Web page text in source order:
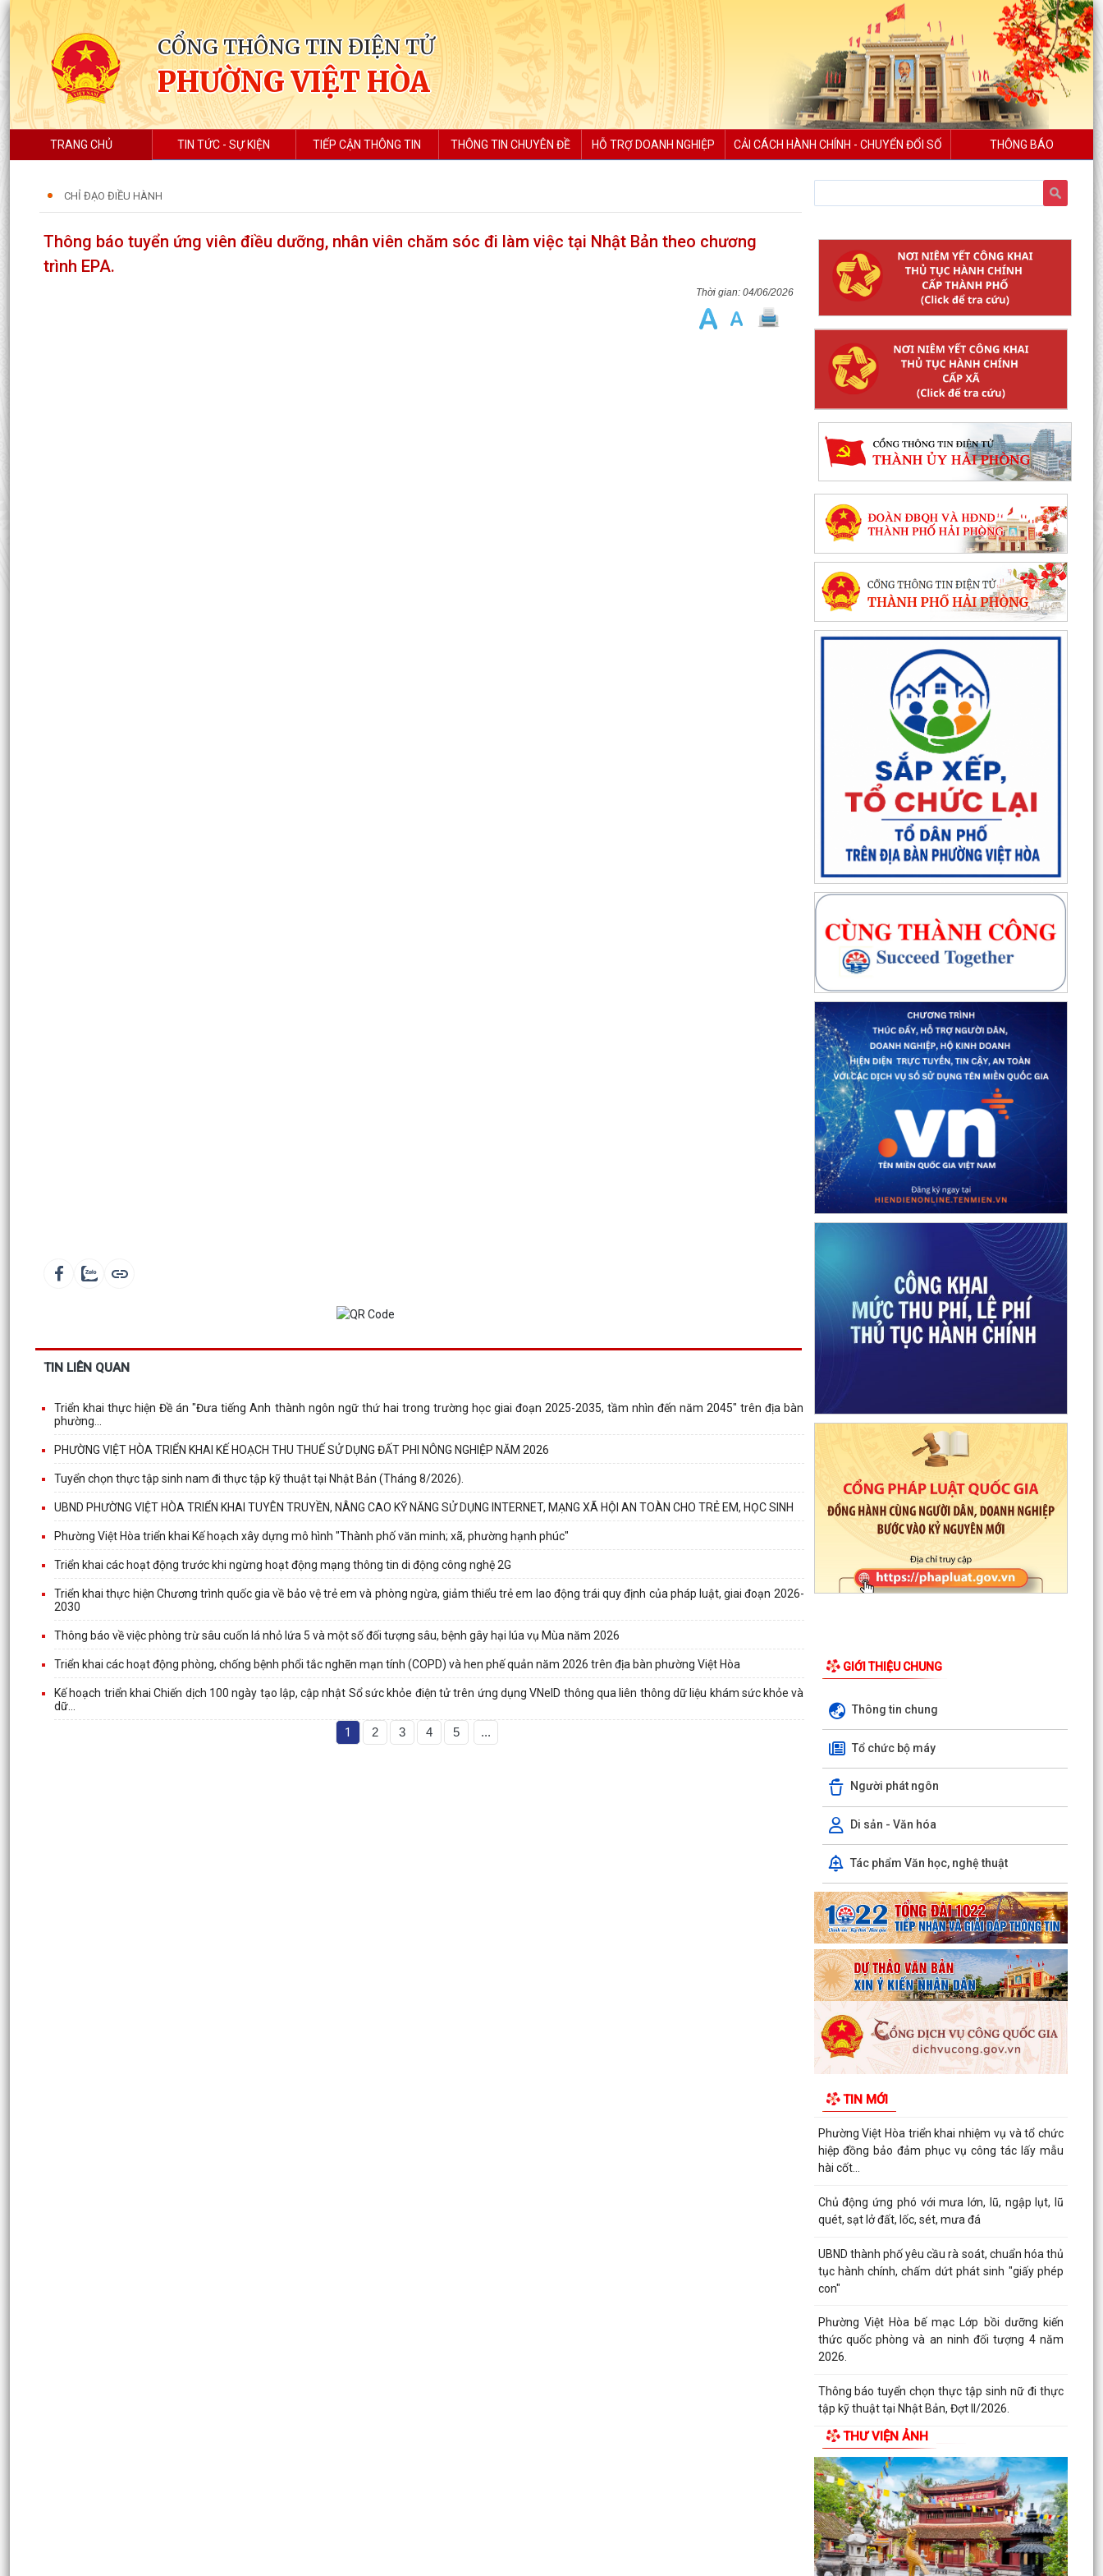
CỔNG THÔNG TIN ĐIỆN TỬ
PHƯỜNG VIỆT HÒA
TRANG CHỦ TIN TỨC - SỰ KIỆN TIẾP CẬN THÔNG TIN THÔNG TIN CHUYÊN ĐỀ HỖ TRỢ DOANH NGHIỆP CẢI CÁCH HÀNH CHÍNH - CHUYỂN ĐỔI SỐ THÔNG BÁO
CHỈ ĐẠO ĐIỀU HÀNH
Thông báo tuyển ứng viên điều dưỡng, nhân viên chăm sóc đi làm việc tại Nhật Bản theo chương
trình EPA.
04/06/2026
TIN LIÊN QUAN
Triển khai thực hiện Đề án "Đưa tiếng Anh thành ngôn ngữ thứ hai trong trường học giai đoạn 2025-2035, tầm nhìn đến năm 2045" trên địa bàn
phường...
PHƯỜNG VIỆT HÒA TRIỂN KHAI KẾ HOẠCH THU THUẾ SỬ DỤNG ĐẤT PHI NÔNG NGHIỆP NĂM 2026
Tuyển chọn thực tập sinh nam đi thực tập kỹ thuật tại Nhật Bản (Tháng 8/2026).
UBND PHƯỜNG VIỆT HÒA TRIỂN KHAI TUYÊN TRUYỀN, NÂNG CAO KỸ NĂNG SỬ DỤNG INTERNET, MẠNG XÃ HỘI AN TOÀN CHO TRẺ EM, HỌC SINH
Phường Việt Hòa triển khai Kế hoạch xây dựng mô hình "Thành phố văn minh; xã, phường hạnh phúc"
Triển khai các hoạt động trước khi ngừng hoạt động mạng thông tin di động công nghệ 2G
Triển khai thực hiện Chương trình quốc gia về bảo vệ trẻ em và phòng ngừa, giảm thiểu trẻ em lao động trái quy định của pháp luật, giai đoạn 2026-
2030
Thông báo về việc phòng trừ sâu cuốn lá nhỏ lứa 5 và một số đối tượng sâu, bệnh gây hại lúa vụ Mùa năm 2026
Triển khai các hoạt động phòng, chống bệnh phổi tắc nghẽn mạn tính (COPD) và hen phế quản năm 2026 trên địa bàn phường Việt Hòa
Kế hoạch triển khai Chiến dịch 100 ngày tạo lập, cập nhật Sổ sức khỏe điện tử trên ứng dụng VNeID thông qua liên thông dữ liệu khám sức khỏe và
dữ...
1 2 3 4 5 ...
GIỚI THIỆU CHUNG
Thông tin chung
Tổ chức bộ máy
Người phát ngôn
Di sản - Văn hóa
Tác phẩm Văn học, nghệ thuật
TIN MỚI
PHƯỜNG VIỆT HÒA TRIỂN KHAI KẾ HOẠCH THU
THUẾ SỬ DỤNG ĐẤT PHI NÔNG NGHIỆP NĂM
2026
Tuyển chọn thực tập sinh nam đi thực tập kỹ
thuật tại Nhật Bản (Tháng 8/2026).
UBND PHƯỜNG VIỆT HÒA TRIỂN KHAI TUYÊN
TRUYỀN, NÂNG CAO KỸ NĂNG SỬ DỤNG
INTERNET, MẠNG XÃ HỘI AN...
Thông báo tuyển chọn ứng viên điều dưỡng,
nhân viên chăm sóc đi làm việc tại Nhật Bản
theo Chương...
phường Việt Hòa năm 2026.
Phường Việt Hòa triển khai nhiệm vụ và tổ chức
hiệp đồng bảo đảm phục vụ công tác lấy mẫu
hài cốt...
Chủ động ứng phó với mưa lớn, lũ, ngập lụt, lũ
quét, sạt lở đất, lốc, sét, mưa đá
UBND thành phố yêu cầu rà soát, chuẩn hóa thủ
tục hành chính, chấm dứt phát sinh "giấy phép
con"
Phường Việt Hòa bế mạc Lớp bồi dưỡng kiến
thức quốc phòng và an ninh đối tượng 4 năm
2026.
Thông báo tuyển chọn thực tập sinh nữ đi thực
tập kỹ thuật tại Nhật Bản, Đợt II/2026.
PHƯỜNG VIỆT HÒA TỔ CHỨC HỘI NGHỊ TỔNG
KẾT NĂM HỌC 2025 - 2026, TUYÊN DƯƠNG
KHEN THƯỞNG CÁC TẬP THỂ,...
ĐẢNG BỘ PHƯỜNG VIỆT HÒA HỌC TẬP, QUÁN
TRIỆT NGHỊ QUYẾT HỘI NGHỊ LẦN THỨ BA BAN
CHẤP HÀNH TRUNG...
THƯ VIỆN ẢNH